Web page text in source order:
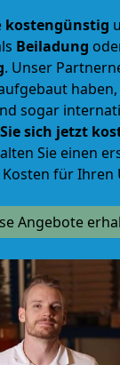
kostengünstig
Beiladung
. Unser
sogar
sich jetzt
Sie einen
für Ihren
Angebote